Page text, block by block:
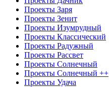
Проекты Заря
Проекты Зенит
Проекты Изумрудный
Проекты Классический
Проекты Радужный
Проекты Рассвет
Проекты Солнечный
Проекты Солнечный ++
Проекты Удача